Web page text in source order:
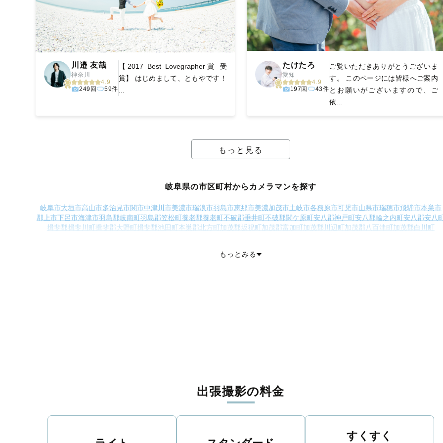
川邉 友哉
神奈川
4.9
249回
59件
【2017 Best Lovegrapher賞 受
賞】 はじめまして、ともやです！
たけたろ
愛知
4.9
197回
43件
ご覧いただきありがとうございま
す。 このページには皆様へご案内
とお願いがございますので、ご
依...
もっと見る
岐阜県の市区町村からカメラマンを探す
岐阜市大垣市高山市多治見市関市中津川市美濃市瑞浪市羽島市恵那市美濃加茂市土岐市各務原市可児市山県市瑞穂市飛騨市本巣市
郡上市下呂市海津市羽島郡岐南町羽島郡笠松町養老郡養老町不破郡垂井町不破郡関ケ原町安八郡神戸町安八郡輪之内町安八郡安八
揖斐郡揖斐川町揖斐郡大野町揖斐郡池田町本巣郡北方町加茂郡坂祝町加茂郡富加町加茂郡川辺町加茂郡八百津町加茂郡白川町
もっとみる
出張撮影の料金
すくすく